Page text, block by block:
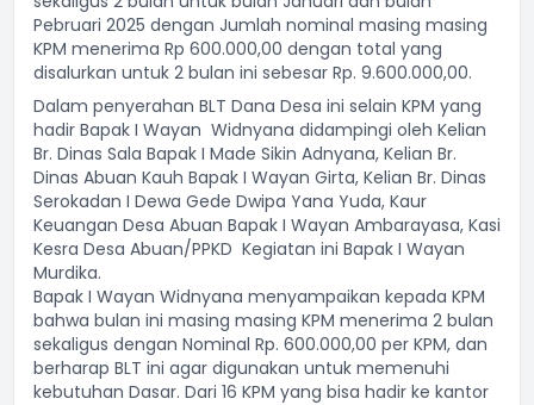
Pebruari 2025 dengan Jumlah nominal masing masing
KPM menerima Rp 600.000,00 dengan total yang
disalurkan untuk 2 bulan ini sebesar Rp. 9.600.000,00.
Dalam penyerahan BLT Dana Desa ini selain KPM yang
hadir Bapak I Wayan Widnyana didampingi oleh Kelian
Br. Dinas Sala Bapak I Made Sikin Adnyana, Kelian Br.
Dinas Abuan Kauh Bapak I Wayan Girta, Kelian Br. Dinas
Serokadan I Dewa Gede Dwipa Yana Yuda, Kaur
Keuangan Desa Abuan Bapak I Wayan Ambarayasa, Kasi
Kesra Desa Abuan/PPKD Kegiatan ini Bapak I Wayan
Murdika.
Bapak I Wayan Widnyana menyampaikan kepada KPM
bahwa bulan ini masing masing KPM menerima 2 bulan
sekaligus dengan Nominal Rp. 600.000,00 per KPM, dan
berharap BLT ini agar digunakan untuk memenuhi
kebutuhan Dasar. Dari 16 KPM yang bisa hadir ke kantor